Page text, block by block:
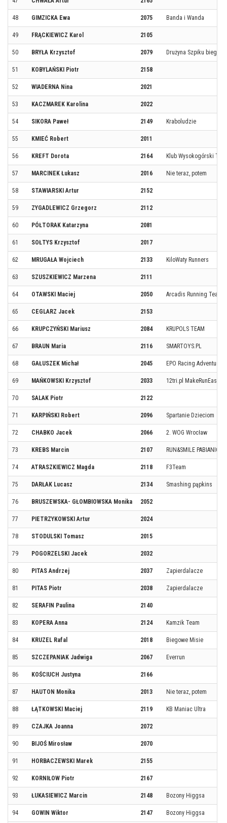
48 GIMZICKA Ewa 2075 Banda i Wanda
49 FRĄCKIEWICZ Karol 2105
50 BRYŁA Krzysztof 2079 Drużyna Szpiku
51 KOBYLAŃSKI Piotr 2158
52 WIADERNA Nina 2021
53 KACZMAREK Karolina 2022
54 SIKORA Paweł 2149 Kraboludzie
55 KMIEĆ Robert 2011
56 KREFT Dorota 2164 Klub Wysokogórski
57 MARCINEK Łukasz 2016 Nie teraz, potem
58 STAWIARSKI Artur 2152
59 ZYGADLEWICZ Grzegorz 2112
60 PÓŁTORAK Katarzyna 2081
61 SOŁTYS Krzysztof 2017
62 MRUGAŁA Wojciech 2133 KiloWaty Runners
63 SZUSZKIEWICZ Marzena 2111
64 OTAWSKI Maciej 2050 Arcadis Running Team
65 CEGLARZ Jacek 2153
66 KRUPCZYŃSKI Mariusz 2084 KRUPOLS TEAM
67 BRAUN Maria 2116 SMARTOYS.PL
68 GAŁUSZEK Michał 2045 EPO Racing Adventure
69 MAŃKOWSKI Krzysztof 2033 12tri.pl MakeRunEasier
70 SALAK Piotr 2122
71 KARPIŃSKI Robert 2096 Spartanie Dzieciom
72 CHABKO Jacek 2066 2. WOG Wrocław
73 KREBS Marcin 2107 RUN&SMILE PABIANICE
74 ATRASZKIEWICZ Magda 2118 F3Team
75 DARŁAK Lucasz 2134 Smashing pąpkins
76 BRUSZEWSKA- GŁOMBIOWSKA Monika 2052
77 PIETRZYKOWSKI Artur 2024
78 STODULSKI Tomasz 2015
79 POGORZELSKI Jacek 2032
80 PITAS Andrzej 2037 Zapierdalacze
81 PITAS Piotr 2038 Zapierdalacze
82 SERAFIN Paulina 2140
83 KOPERA Anna 2124 Kamzik Team
84 KRUZEL Rafal 2018 Biegowe Misie
85 SZCZEPANIAK Jadwiga 2067 Everrun
86 KOŚCIUCH Justyna 2166
87 HAUTON Monika 2013 Nie teraz, potem
88 ŁĄTKOWSKI Maciej 2119 KB Maniac Ultra
89 CZAJKA Joanna 2072
90 BIJOŚ Mirosław 2070
91 HORBACZEWSKI Marek 2155
92 KORNIŁOW Piotr 2167
93 ŁUKASIEWICZ Marcin 2148 Bozony Higgsa
94 GOWIN Wiktor 2147 Bozony Higgsa